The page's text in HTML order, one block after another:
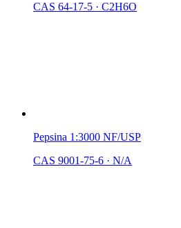
CAS 64-17-5 · C2H6O
Pepsina 1:3000 NF/USP
CAS 9001-75-6 · N/A